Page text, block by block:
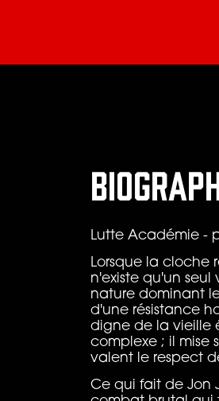
Lutte Académie -
Lorsque la cloche
n'existe qu'un seul
nature dominant
d'une résistance
digne de la vieille
complexe ; il mise
valent le respect
Ce qui fait de Jon